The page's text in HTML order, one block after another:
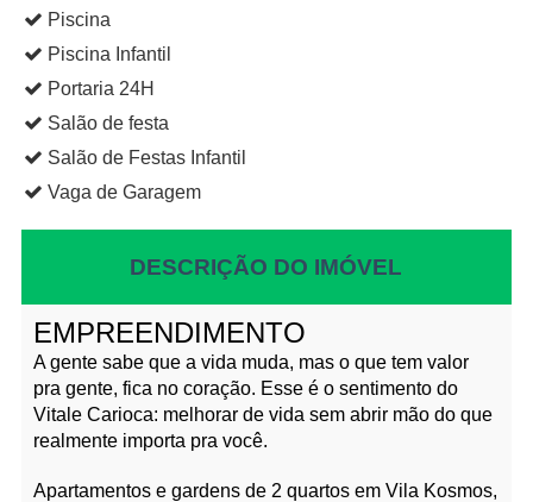
Piscina
Piscina Infantil
Portaria 24H
Salão de festa
Salão de Festas Infantil
Vaga de Garagem
DESCRIÇÃO DO IMÓVEL
EMPREENDIMENTO
A gente sabe que a vida muda, mas o que tem valor
pra gente, fica no coração. Esse é o sentimento do
Vitale Carioca: melhorar de vida sem abrir mão do que
realmente importa pra você.
Apartamentos e gardens de 2 quartos em Vila Kosmos,